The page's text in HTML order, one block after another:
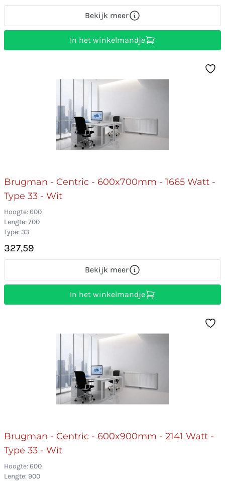
Bekijk meer
In het winkelmandje
Brugman - Centric - 600x700mm - 1665 Watt -
Type 33 - Wit
Hoogte: 600
Lengte: 700
Type: 33
327,59
Bekijk meer
In het winkelmandje
Brugman - Centric - 600x900mm - 2141 Watt -
Type 33 - Wit
Hoogte: 600
Lengte: 900